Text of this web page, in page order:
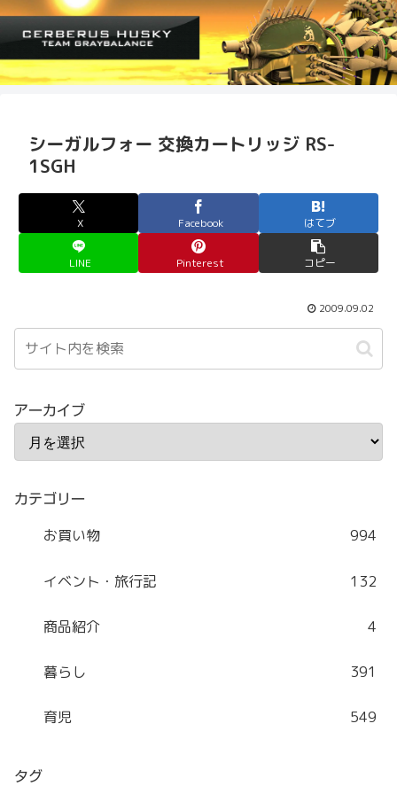
シーガルフォー 交換カートリッジ RS-
1SGH
X Facebook はてブ
LINE Pinterest コピー
2009.09.02
アーカイブ
カテゴリー
お買い物 994
イベント・旅行記 132
商品紹介 4
暮らし 391
育児 549
タグ